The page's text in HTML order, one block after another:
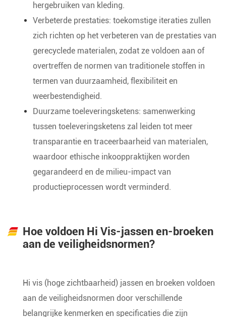
hergebruiken van kleding.
Verbeterde prestaties: toekomstige iteraties zullen
zich richten op het verbeteren van de prestaties van
gerecyclede materialen, zodat ze voldoen aan of
overtreffen de normen van traditionele stoffen in
termen van duurzaamheid, flexibiliteit en
weerbestendigheid.
Duurzame toeleveringsketens: samenwerking
tussen toeleveringsketens zal leiden tot meer
transparantie en traceerbaarheid van materialen,
waardoor ethische inkooppraktijken worden
gegarandeerd en de milieu-impact van
productieprocessen wordt verminderd.
Hoe voldoen Hi Vis-jassen en-broeken
aan de veiligheidsnormen?
Hi vis (hoge zichtbaarheid) jassen en broeken voldoen
aan de veiligheidsnormen door verschillende
belangrijke kenmerken en specificaties die zijn